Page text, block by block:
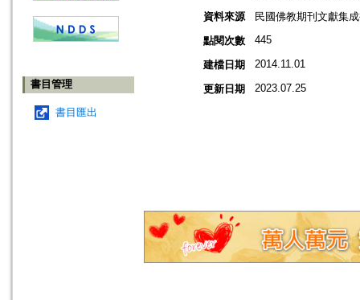
書目管理
書目匯出
資料來源
民國佛教期刊文獻集
點閱次數
445
建檔日期 2014.11.01
更新日期 2023.07.25